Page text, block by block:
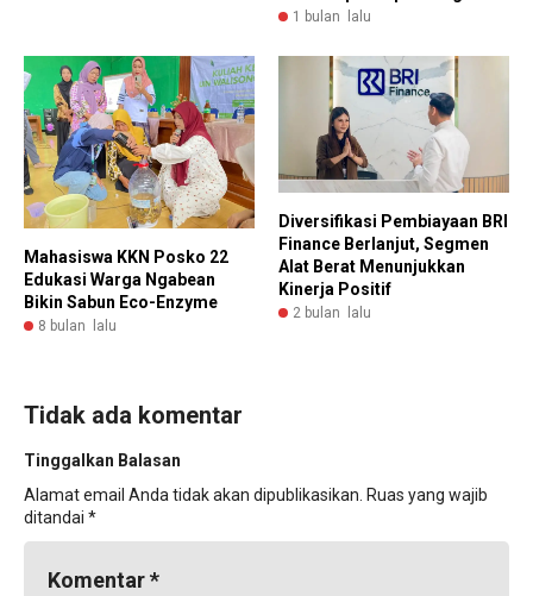
1 bulan lalu
Mahasiswa KKN Posko 22
Edukasi Warga Ngabean
Bikin Sabun Eco-Enzyme
8 bulan lalu
Diversifikasi Pembiayaan BRI
Finance Berlanjut, Segmen
Alat Berat Menunjukkan
Kinerja Positif
2 bulan lalu
Tidak ada komentar
Tinggalkan Balasan
Alamat email Anda tidak akan dipublikasikan. Ruas yang wajib
ditandai *
Komentar*